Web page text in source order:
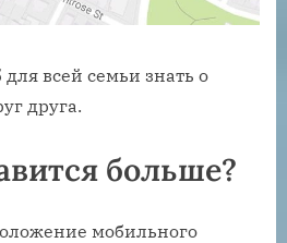
всей семьи знать о
друга.
больше?
мобильного